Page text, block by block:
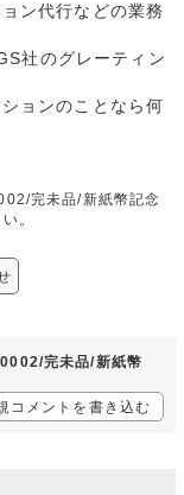
ン代行などの業務
社のグレーティン
ョンのことなら何
完未品/新紙幣記念
。
完未品/新紙幣
コメントを書き込む